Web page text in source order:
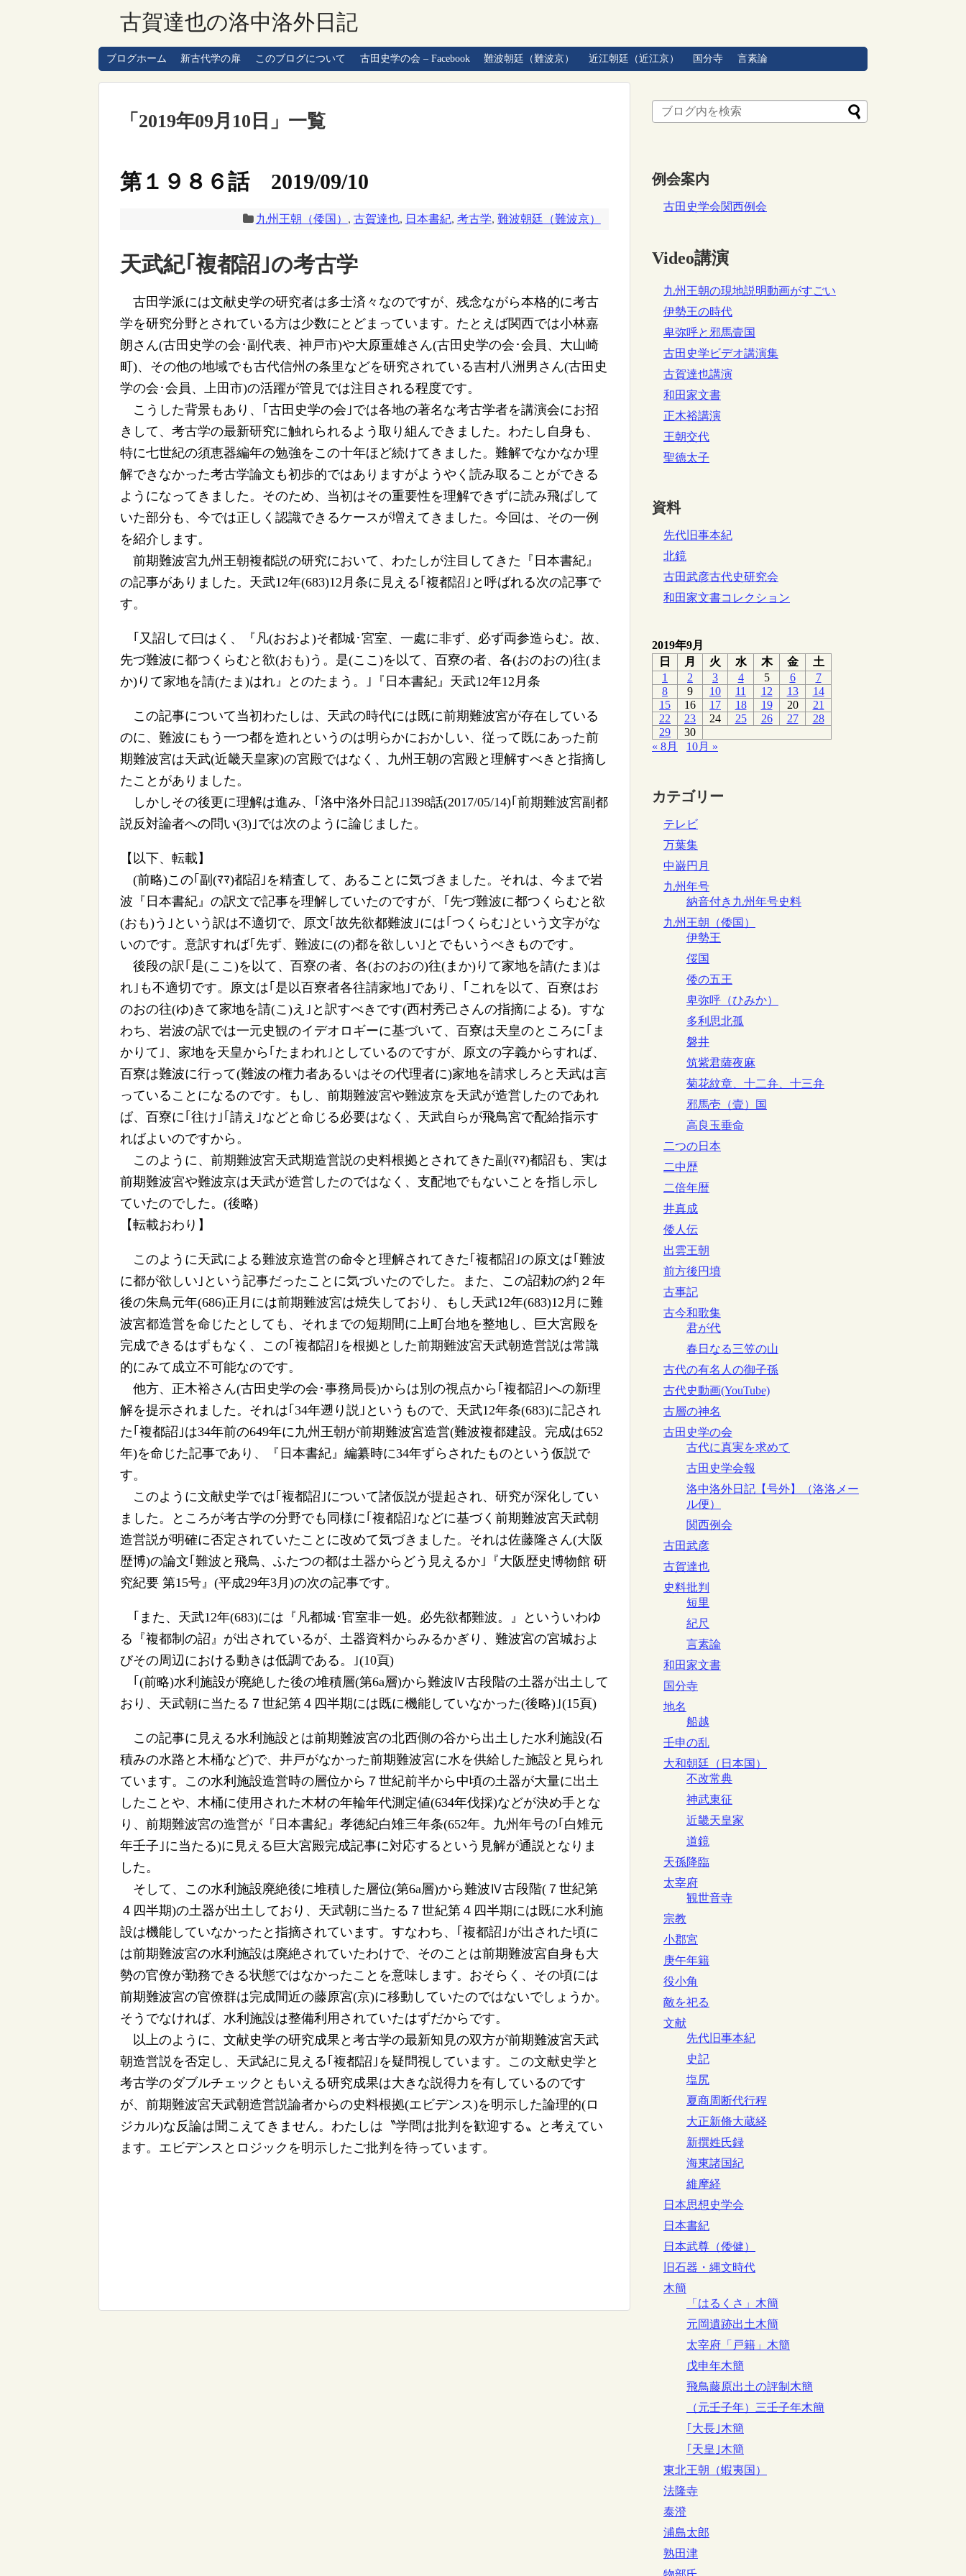
古賀達也の洛中洛外日記
ブログホーム 新古代学の扉 このブログについて 古田史学の会 – Facebook 難波朝廷（難波京） 近江朝廷（近江京） 国分寺 言素論
「 2019年09月10日 」 一覧
第１９８６話 2019/09/10
九州王朝（倭国） , 古賀達也, 日本書紀, 考古学, 難波朝廷（難波京）
天武紀｢複都詔｣の考古学
古田学派には文献史学の研究者は多士済々なのですが、残念ながら本格的に考古
学を研究分野とされている方は少数にとどまっています。たとえば関西では小林嘉
朗さん(古田史学の会･副代表、神戸市)や大原重雄さん(古田史学の会･会員、大山崎
町)、その他の地域でも古代信州の条里などを研究されている吉村八洲男さん(古田史
学の会･会員、上田市)の活躍が管見では注目される程度です。
こうした背景もあり、｢古田史学の会｣では各地の著名な考古学者を講演会にお招
きして、考古学の最新研究に触れられるよう取り組んできました。わたし自身も、
特に七世紀の須恵器編年の勉強をこの十年ほど続けてきました。難解でなかなか理
解できなかった考古学論文も初歩的ではありますがようやく読み取ることができる
ようになってきました。そのため、当初はその重要性を理解できずに読み飛ばして
いた部分も、今では正しく認識できるケースが増えてきました。今回は、その一例
を紹介します。
前期難波宮九州王朝複都説の研究において、わたしが注目してきた『日本書紀』
の記事がありました。天武12年(683)12月条に見える｢複都詔｣と呼ばれる次の記事で
す。
｢又詔して曰はく、『凡(おおよ)そ都城･宮室、一處に非ず、必ず両参造らむ。故、
先づ難波に都つくらむと欲(おも)う。是(ここ)を以て、百寮の者、各(おのおの)往(ま
か)りて家地を請(たま)はれ』とのたまう。｣『日本書紀』天武12年12月条
この記事について当初わたしは、天武の時代には既に前期難波宮が存在している
のに、難波にもう一つ都を造れというのは明らかにおかしい、従って既にあった前
期難波宮は天武(近畿天皇家)の宮殿ではなく、九州王朝の宮殿と理解すべきと指摘し
たことがありました。
しかしその後更に理解は進み、｢洛中洛外日記｣1398話(2017/05/14)｢前期難波宮副都
説反対論者への問い(3)｣では次のように論じました。
【以下、転載】
(前略)この｢副(ﾏﾏ)都詔｣を精査して、あることに気づきました。それは、今まで岩
波『日本書紀』の訳文で記事を理解していたのですが、｢先づ難波に都つくらむと欲
(おも)う｣という訳は不適切で、原文｢故先欲都難波｣には｢つくらむ｣という文字がな
いのです。意訳すれば｢先ず、難波に(の)都を欲しい｣とでもいうべきものです。
後段の訳｢是(ここ)を以て、百寮の者、各(おのおの)往(まか)りて家地を請(たま)は
れ｣も不適切です。原文は｢是以百寮者各往請家地｣であり、｢これを以て、百寮はお
のおの往(ゆ)きて家地を請(こ)え｣と訳すべきです(西村秀己さんの指摘による)。すな
わち、岩波の訳では一元史観のイデオロギーに基づいて、百寮は天皇のところに｢ま
かりて｣、家地を天皇から｢たまわれ｣としているのですが、原文の字義からすれば、
百寮は難波に行って(難波の権力者あるいはその代理者に)家地を請求しろと天武は言
っていることになるのです。もし、前期難波宮や難波京を天武が造営したのであれ
ば、百寮に｢往け｣｢請え｣などと命じる必要はなく、天武自らが飛鳥宮で配給指示す
ればよいのですから。
このように、前期難波宮天武期造営説の史料根拠とされてきた副(ﾏﾏ)都詔も、実は
前期難波宮や難波京は天武が造営したのではなく、支配地でもないことを指し示し
ていたのでした。(後略)
【転載おわり】
このように天武による難波京造営の命令と理解されてきた｢複都詔｣の原文は｢難波
に都が欲しい｣という記事だったことに気づいたのでした。また、この詔勅の約２年
後の朱鳥元年(686)正月には前期難波宮は焼失しており、もし天武12年(683)12月に難
波宮都造営を命じたとしても、それまでの短期間に上町台地を整地し、巨大宮殿を
完成できるはずもなく、この｢複都詔｣を根拠とした前期難波宮天武朝造営説は常識
的にみて成立不可能なのです。
他方、正木裕さん(古田史学の会･事務局長)からは別の視点から｢複都詔｣への新理
解を提示されました。それは｢34年遡り説｣というもので、天武12年条(683)に記され
た｢複都詔｣は34年前の649年に九州王朝が前期難波宮造営(難波複都建設。完成は652
年)を命じた記事であり、『日本書紀』編纂時に34年ずらされたものという仮説で
す。
このように文献史学では｢複都詔｣について諸仮説が提起され、研究が深化してい
ました。ところが考古学の分野でも同様に｢複都詔｣などに基づく前期難波宮天武朝
造営説が明確に否定されていたことに改めて気づきました。それは佐藤隆さん(大阪
歴博)の論文｢難波と飛鳥、ふたつの都は土器からどう見えるか｣『大阪歴史博物館 研
究紀要 第15号』(平成29年3月)の次の記事です。
｢また、天武12年(683)には『凡都城･官室非一処。必先欲都難波。』といういわゆ
る『複都制の詔』が出されているが、土器資料からみるかぎり、難波宮の宮城およ
びその周辺における動きは低調である。｣(10頁)
｢(前略)水利施設が廃絶した後の堆積層(第6a層)から難波Ⅳ古段階の土器が出土して
おり、天武朝に当たる７世紀第４四半期には既に機能していなかった(後略)｣(15頁)
この記事に見える水利施設とは前期難波宮の北西側の谷から出土した水利施設(石
積みの水路と木桶など)で、井戸がなかった前期難波宮に水を供給した施設と見られ
ています。この水利施設造営時の層位から７世紀前半から中頃の土器が大量に出土
したことや、木桶に使用された木材の年輪年代測定値(634年伐採)などが決め手とな
り、前期難波宮の造営が『日本書紀』孝徳紀白雉三年条(652年。九州年号の｢白雉元
年壬子｣に当たる)に見える巨大宮殿完成記事に対応するという見解が通説となりま
した。
そして、この水利施設廃絶後に堆積した層位(第6a層)から難波Ⅳ古段階(７世紀第
４四半期)の土器が出土しており、天武朝に当たる７世紀第４四半期には既に水利施
設は機能していなかったと指摘されています。すなわち、｢複都詔｣が出された頃に
は前期難波宮の水利施設は廃絶されていたわけで、そのことは前期難波宮自身も大
勢の官僚が勤務できる状態ではなかったことを意味します。おそらく、その頃には
前期難波宮の官僚群は完成間近の藤原宮(京)に移動していたのではないでしょうか。
そうでなければ、水利施設は整備利用されていたはずだからです。
以上のように、文献史学の研究成果と考古学の最新知見の双方が前期難波宮天武
朝造営説を否定し、天武紀に見える｢複都詔｣を疑問視しています。この文献史学と
考古学のダブルチェックともいえる研究成果は大きな説得力を有しているのです
が、前期難波宮天武朝造営説論者からの史料根拠(エビデンス)を明示した論理的(ロ
ジカル)な反論は聞こえてきません。わたしは〝学問は批判を歓迎する〟と考えてい
ます。エビデンスとロジックを明示したご批判を待っています。
例会案内
古田史学会関西例会
Video講演
九州王朝の現地説明動画がすごい
伊勢王の時代
卑弥呼と邪馬壹国
古田史学ビデオ講演集
古賀達也講演
和田家文書
正木裕講演
王朝交代
聖徳太子
資料
先代旧事本紀
北鏡
古田武彦古代史研究会
和田家文書コレクション
2019年9月
日
月 火 水 木 金
土
1
2 3 4 5 6
7
8
9 10 11 12 13
14
15
16 17 18 19 20
21
22
23 24 25 26 27
28
29
30
« 8月
10月 »
カテゴリー
テレビ
万葉集
中巌円月
九州年号
納音付き九州年号史料
九州王朝（倭国）
伊勢王
俀国
倭の五王
卑弥呼（ひみか）
多利思北孤
磐井
筑紫君薩夜麻
菊花紋章、十二弁、十三弁
邪馬壱（壹）国
高良玉垂命
二つの日本
二中歴
二倍年暦
井真成
倭人伝
出雲王朝
前方後円墳
古事記
古今和歌集
君が代
春日なる三笠の山
古代の有名人の御子孫
古代史動画(YouTube)
古層の神名
古田史学の会
古代に真実を求めて
古田史学会報
洛中洛外日記【号外】（洛洛メー
ル便）
関西例会
古田武彦
古賀達也
史料批判
短里
紀尺
言素論
和田家文書
国分寺
地名
船越
壬申の乱
大和朝廷（日本国）
不改常典
神武東征
近畿天皇家
道鏡
天孫降臨
太宰府
観世音寺
宗教
小郡宮
庚午年籍
役小角
敵を祀る
文献
先代旧事本紀
史記
塩尻
夏商周断代行程
大正新脩大蔵経
新撰姓氏録
海東諸国紀
維摩経
日本思想史学会
日本書紀
日本武尊（倭健）
旧石器・縄文時代
木簡
「はるくさ」木簡
元岡遺跡出土木簡
太宰府「戸籍」木簡
戊申年木簡
飛鳥藤原出土の評制木簡
（元壬子年）三壬子年木簡
｢大長｣木簡
｢天皇｣木簡
東北王朝（蝦夷国）
法隆寺
泰澄
浦島太郎
熟田津